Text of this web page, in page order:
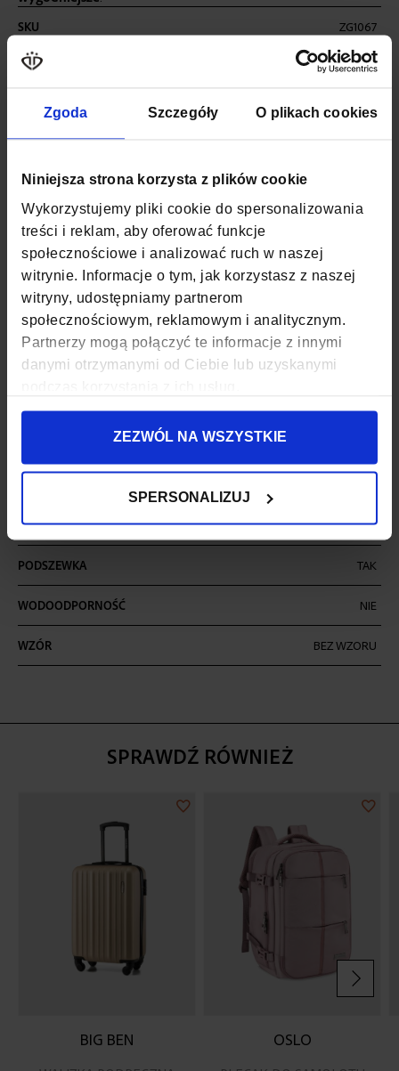
Zgoda Szczegóły O plikach cookies
Niniejsza strona korzysta z plików cookie
Wykorzystujemy pliki cookie do spersonalizowania
treści i reklam, aby oferować funkcje
społecznościowe i analizować ruch w naszej
witrynie. Informacje o tym, jak korzystasz z naszej
witryny, udostępniamy partnerom
społecznościowym, reklamowym i analitycznym.
Partnerzy mogą połączyć te informacje z innymi
danymi otrzymanymi od Ciebie lub uzyskanymi
ZEZWÓL NA WSZYSTKIE
SPERSONALIZUJ
informacji
SKU ZG1067
WAGA 0,72 KG
KOLOR BEŻOWY
SZEROKOŚĆ
GŁĘBOKOŚĆ
WYSOKOŚĆ 40 CM
ZAPIĘCIE
KOD EAN 5907127694011
MIEŚCI LAPTOPA TAK
PODRÓŻNEJ
PODSZEWKA TAK
WODOODPORNOŚĆ NIE
WZÓR BEZ WZORU
SPRAWDŹ RÓWNIEŻ
BIG BEN
Dodaj
OSLO